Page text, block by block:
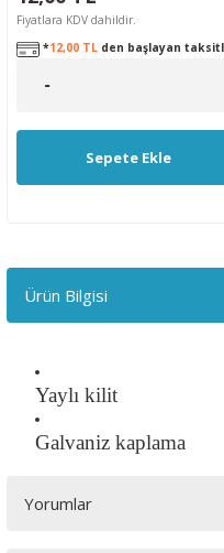
Fiyatlara KDV dahildir.
*12,00 TL den başlayan
Sepete Ekle
Ürün Bilgisi
Yaylı kilit
Galvaniz kaplama
Yorumlar